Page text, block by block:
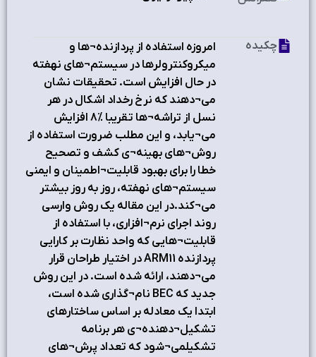
امروزه استفاده از پردازنده¬ها و
میکروکنترولرها در سیستم¬های نهفته
در حال افزایش است. تحقیقات نشان
می¬دهند که نرخ رخداد اشکال در هر
نسل از تراشه¬ها تقریبا %8 افزایش
می¬یابد، و این مطلب ضرورت استفاده از
روش¬های بهینه¬ی کشف و تصحیح
خطا را برای بهبود قابلیت¬اطمینان و ایمنی
سیستم¬های نهفته، روز به روز بیشتر
می¬کند.در این مقاله یک روش وارسی
روند اجرای نرم¬افزاری، با استفاده از
قابلیت¬هایی که واحد نظارت بر کارایی
پردازنده ARM11 در اختیار طراحان قرار
می¬دهند، ارائه شده است. در این روش
جدید که BEC نام¬گذاری شده است،
ابتدا یک معادله بر اساس ساختارهای
تشکیل¬دهنده¬ی هر برنامه
تشکیلمی¬شود که تعداد پرش¬های
چکیده